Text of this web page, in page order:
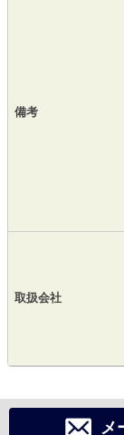
備考
取扱会社
メ